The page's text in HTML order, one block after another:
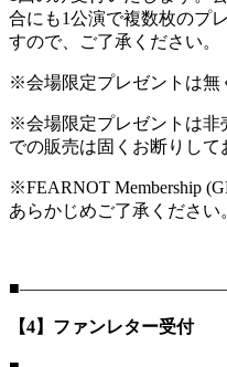
合にも1公演で複数枚のプ
すので、ご了承ください。
※会場限定プレゼントは無
※会場限定プレゼントは非
での販売は固くお断りして
※FEARNOT Membership
あらかじめご了承ください
【4】ファンレター受付